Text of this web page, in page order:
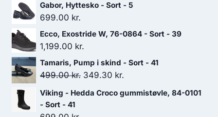
1,099.00 kr..769.30 kr..
Gabor, Hyttesko - Sort - 5
699.00 kr.
Ecco, Exostride W, 76-0864 - Sort - 39
1,199.00 kr.
Tamaris, Pump i skind - Sort - 41
499.00kr. Den
oprindelige
349.30 kr.
aktuelle
Viking - Hedda Croco gummistøvle, 84-0101
- Sort - 41